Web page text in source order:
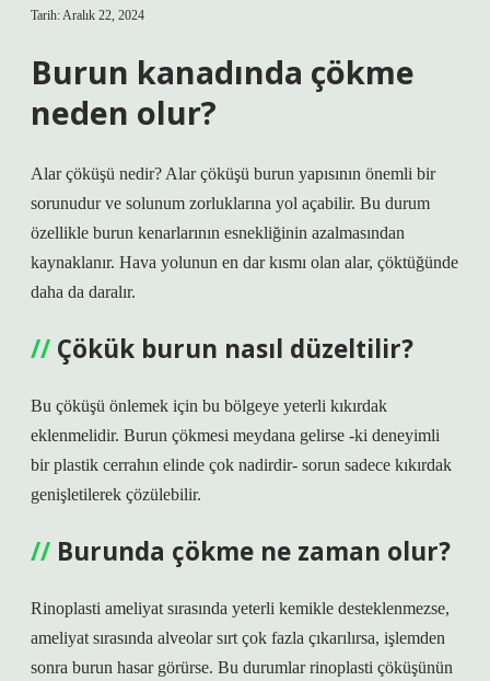
Tarih: Aralık 22, 2024
Burun kanadında çökme
neden olur?
Alar çöküşü nedir? Alar çöküşü burun yapısının önemli bir
sorunudur ve solunum zorluklarına yol açabilir. Bu durum
özellikle burun kenarlarının esnekliğinin azalmasından
kaynaklanır. Hava yolunun en dar kısmı olan alar, çöktüğünde
daha da daralır.
Çökük burun nasıl düzeltilir?
Bu çöküşü önlemek için bu bölgeye yeterli kıkırdak
eklenmelidir. Burun çökmesi meydana gelirse -ki deneyimli
bir plastik cerrahın elinde çok nadirdir- sorun sadece kıkırdak
genişletilerek çözülebilir.
Burunda çökme ne zaman olur?
Rinoplasti ameliyat sırasında yeterli kemikle desteklenmezse,
ameliyat sırasında alveolar sırt çok fazla çıkarılırsa, işlemden
sonra burun hasar görürse. Bu durumlar rinoplasti çöküşünün